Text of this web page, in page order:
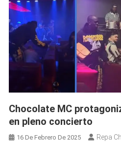
Chocolate MC
en pleno concierto
16 De Febrero De 2025 Repa